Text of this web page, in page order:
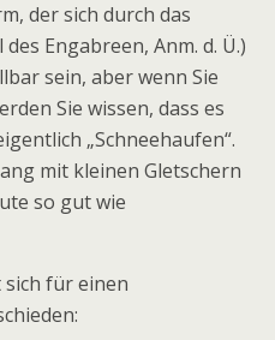
der sich durch das
Engabreen, Anm. d. Ü.)
sein, aber wenn Sie
Sie wissen, dass es
„Schneehaufen“.
mit kleinen Gletschern
so gut wie
sich für einen